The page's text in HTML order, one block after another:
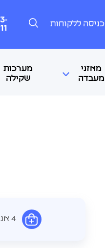
כניסה ללקוחות
מאזני
מעבדה
מערכות
שקילה
4 אנשים רכשו את המוצר היום